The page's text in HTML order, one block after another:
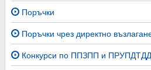
Поръчки
Поръчки чрез директно
Конкурси по ППЗПП и